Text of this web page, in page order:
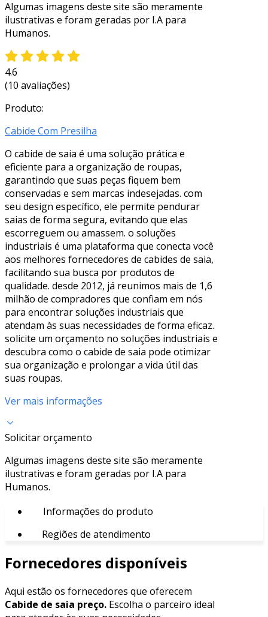
Algumas imagens deste site são meramente
ilustrativas e foram geradas por I.A para
Humanos.
4.6
(10 avaliações)
Produto:
Cabide Com Presilha
O cabide de saia é uma solução prática e
eficiente para a organização de roupas,
garantindo que suas peças fiquem bem
conservadas e sem marcas indesejadas. com
seu design específico, ele permite pendurar
saias de forma segura, evitando que elas
escorreguem ou amassem. o soluções
industriais é uma plataforma que conecta você
aos melhores fornecedores de cabides de saia,
facilitando sua busca por produtos de
qualidade. desde 2012, já reunimos mais de 1,6
milhão de compradores que confiam em nós
para encontrar soluções industriais que
atendam às suas necessidades de forma eficaz.
solicite um orçamento no soluções industriais e
descubra como o cabide de saia pode otimizar
sua organização e prolongar a vida útil das
suas roupas.
Ver mais informações
Solicitar orçamento
Algumas imagens deste site são meramente
ilustrativas e foram geradas por I.A para
Humanos.
Informações do produto
Regiões de atendimento
Fornecedores disponíveis
Aqui estão os fornecedores que oferecem
Cabide de saia preço. Escolha o parceiro ideal